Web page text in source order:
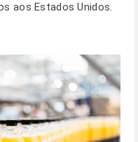
aos Estados Unidos.